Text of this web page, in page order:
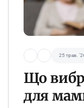
25 трав.
Що
для